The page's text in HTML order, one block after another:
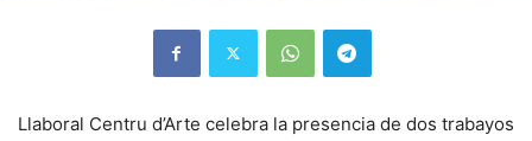
Llaboral Centru d’Arte celebra la presencia de dos trabayos